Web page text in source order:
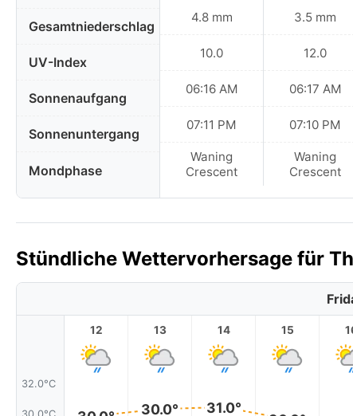
Gesamtniederschlag
UV-Index
Sonnenaufgang
Sonnenuntergang
Mondphase
4.8 mm
10.0
06:16 AM
07:11 PM
Waning
Crescent
3.5 mm
12.0
06:17 AM
07:10 PM
Waning
Crescent
Stündliche Wettervorhersage für
32.0°C
30.0°C
12 13
30.0°
14
31.0°
15